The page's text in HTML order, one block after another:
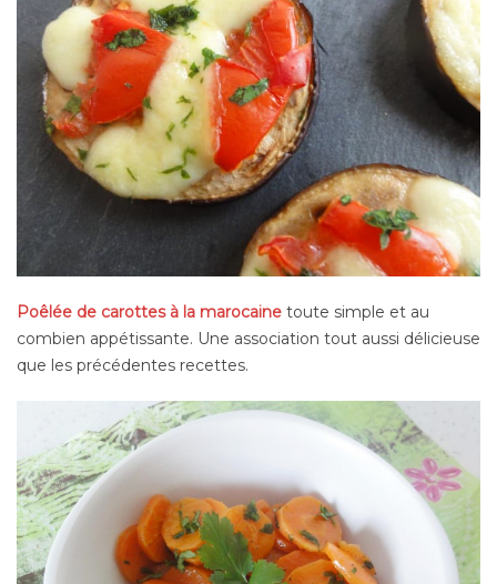
Poêlée de carottes à la marocaine toute simple et au
combien appétissante. Une association tout aussi délicieuse
que les précédentes recettes.